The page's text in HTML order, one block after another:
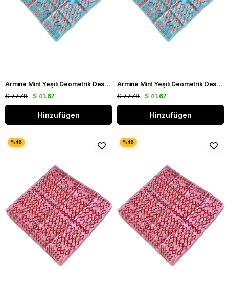
Armine Mint Yeşili Geometrik Desen Tivil İpek Eşarp 9172 - 33
$ 41.67
$ 77.78
Hinzufügen
Armine Mint Yeşili Geometrik Desen Sura İpek Eşarp 9172 - 33
$ 41.67
$ 77.78
Hinzufügen